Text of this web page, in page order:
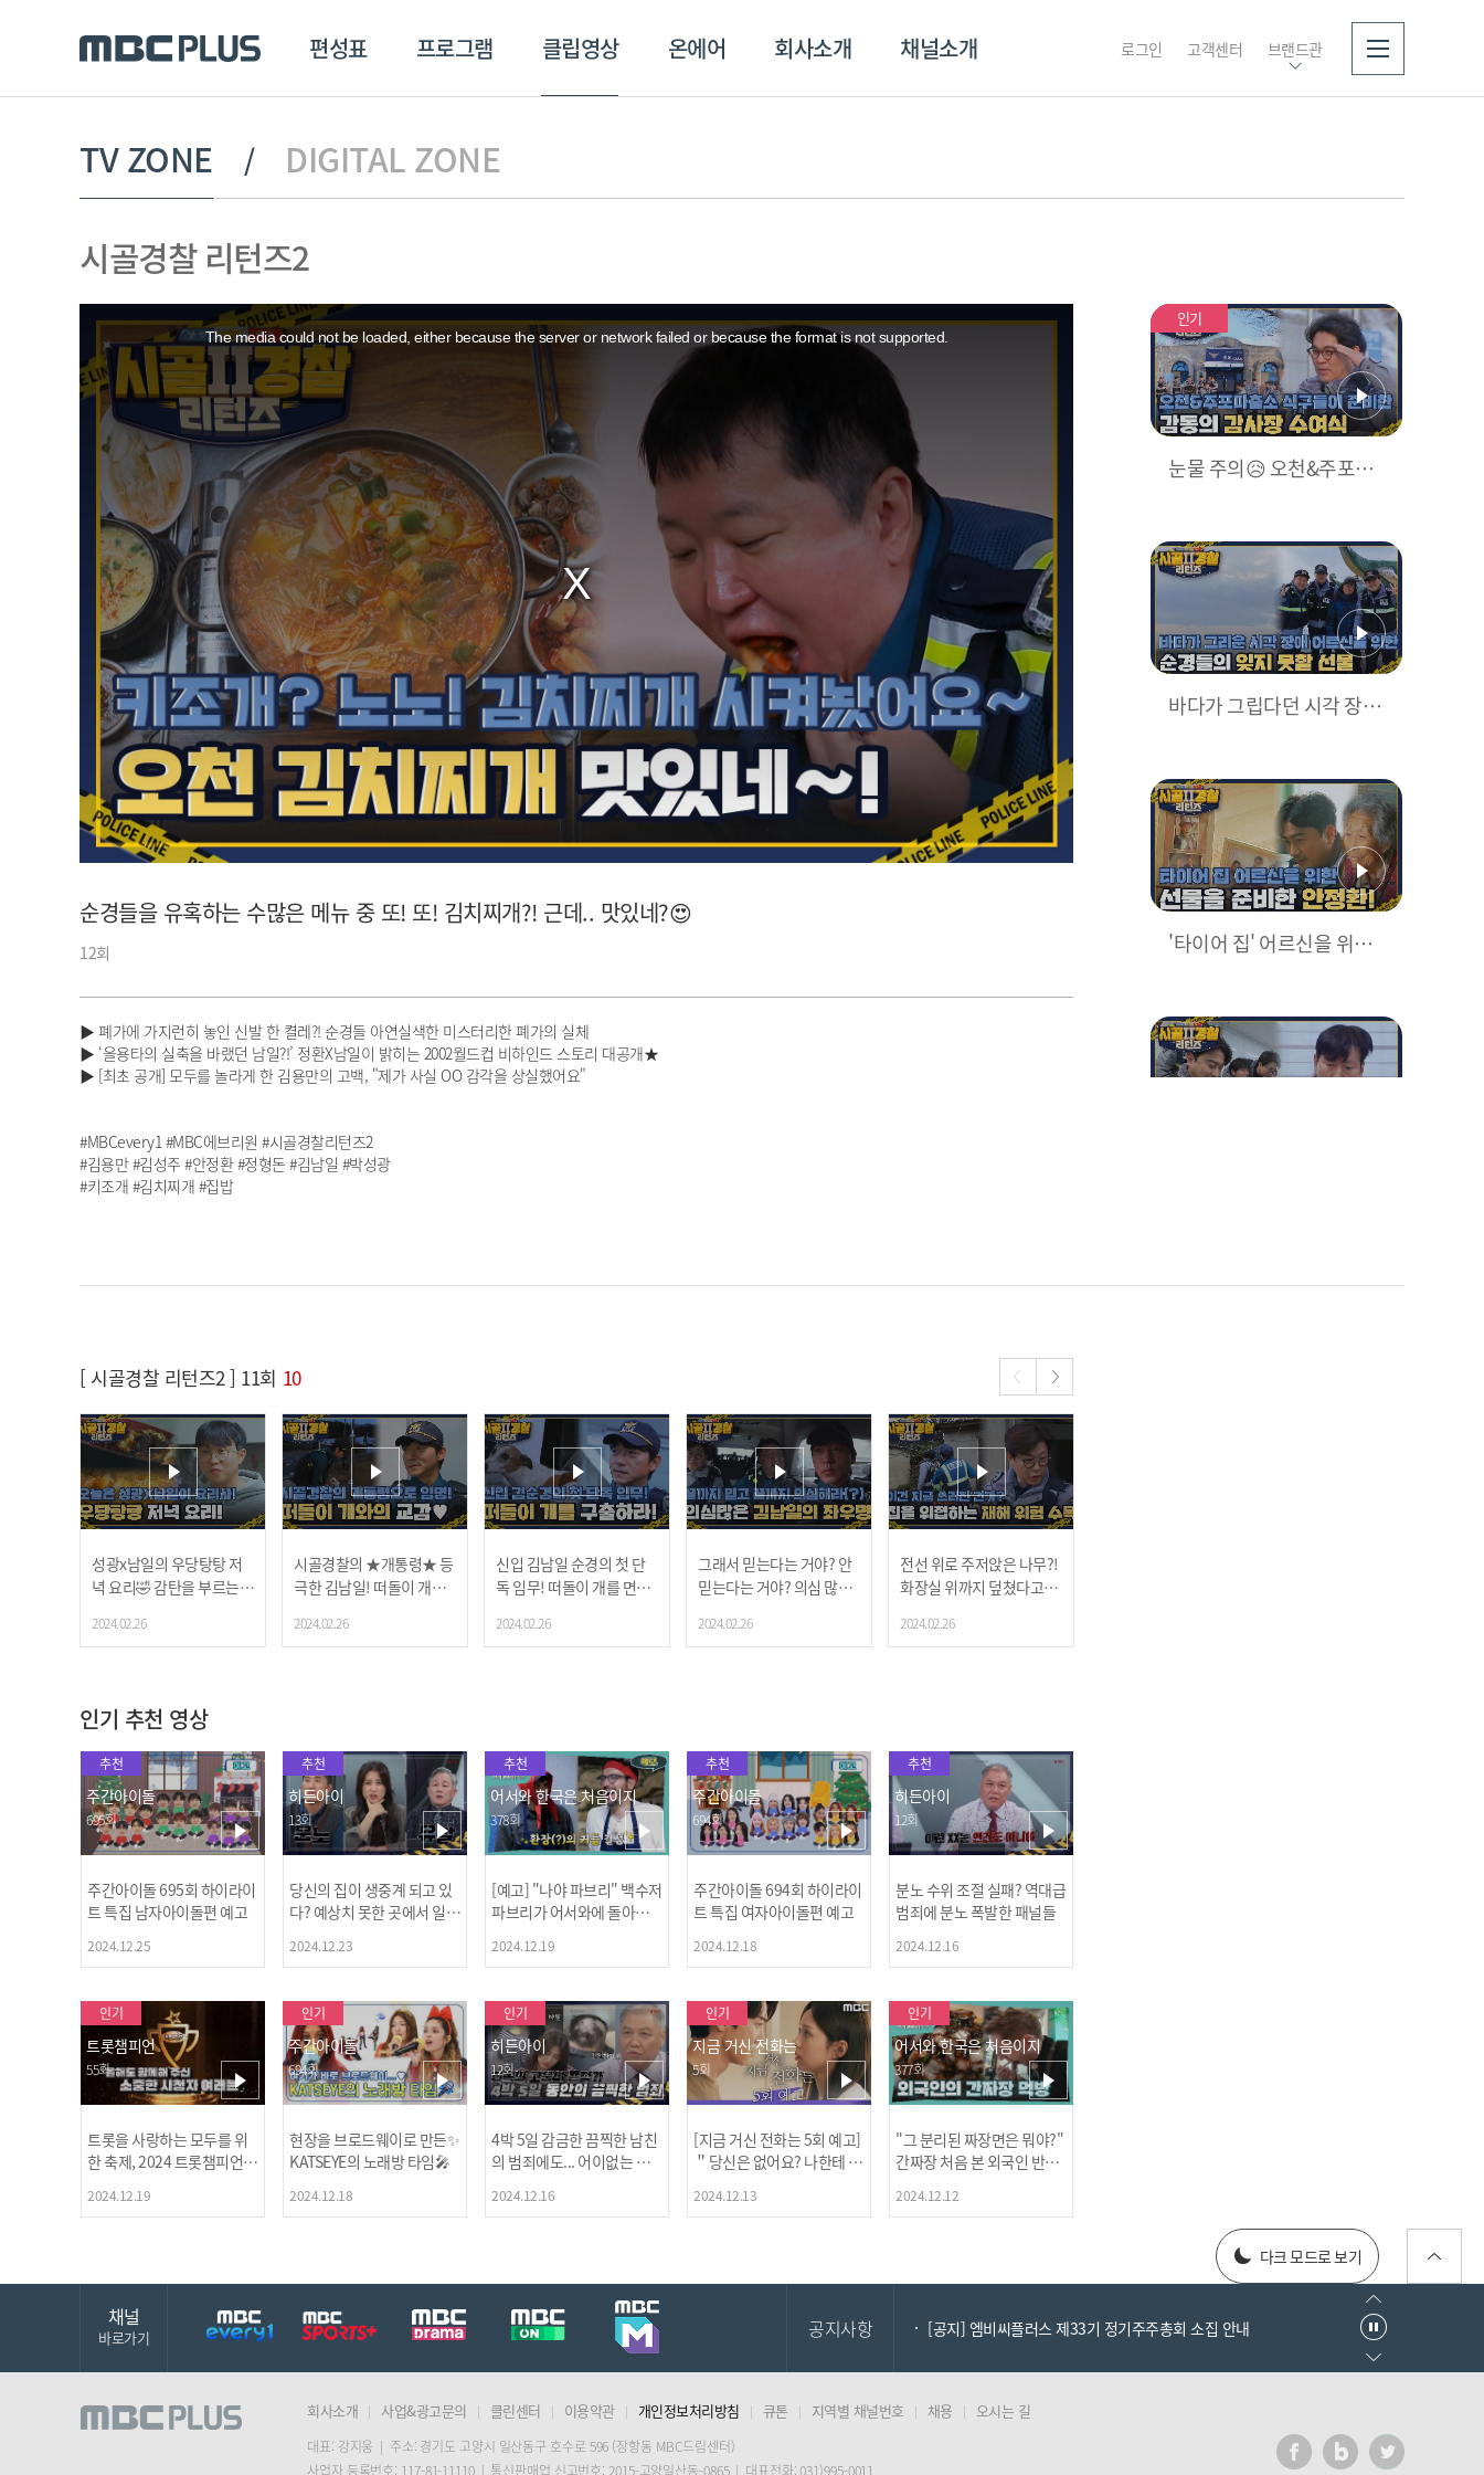
편성표 프로그램 클립영상 온에어 회사소개 채널소개 로그인 고객센터 브랜드관
편성표
MBC 스포츠+
MBC 온
MBC 엠
MBC 디지털
프로그램
전체
종영프로그램
클립영상
에브리원 ALL THE K-POP 스포츠플러스
트롯869
아이돌챔프
셀럽챔프
TV ZONE
DIGITAL ZONE
시골경찰 리턴즈2
modal
window.
The media could not be loaded, either because the server or network failed or because the format is not supported.
순경들을 유혹하는 수많은 메뉴 중 또! 또! 김치찌개?! 근데.. 맛있네?😍
12회
▶ 폐가에 가지런히 놓인 신발 한 켤레?! 순경들 아연실색한 미스터리한 폐가의 실체
▶ ‘을용타의 실축을 바랬던 남일?!’ 정환X남일이 밝히는 2002월드컵 비하인드 스토리 대공개★
▶ [최초 공개] 모두를 놀라게 한 김용만의 고백, "제가 사실 OO 감각을 상실했어요"
#MBCevery1 #MBC에브리원 #시골경찰리턴즈2
#김용만 #김성주 #안정환 #정형돈 #김남일 #박성광
#키조개 #김치찌개 #집밥
인기
눈물 주의😥 오천&주포파
바다가 그립다던 시각 장애
'타이어 집' 어르신을 위한
시각 장애인 어르신이 제일
[ 시골경찰 리턴즈2 ] 11회 10
성광x남일의 우당탕탕 저
녁 요리🤣 감탄을 부르는
2024.02.26
시골경찰의 ★개통령★ 등
극한 김남일! 떠돌이 개와
2024.02.26
신입 김남일 순경의 첫 단
독 임무! 떠돌이 개를 면사
2024.02.26
그래서 믿는다는 거야? 안
믿는다는 거야? 의심 많은
(?) 좌우명
2024.02.26
전선 위로 주저앉은 나무?!
화장실 위까지 덮쳤다고?!
경들!😱
2024.02.26
인기 추천 영상
주간아이돌
695회
추천
주간아이돌 695회 하이라이
트 특집 남자아이돌편 예고
2024.12.25
히든아이
13회
추천
당신의 집이 생중계 되고 있
다? 예상치 못한 곳에서 일어
2024.12.23
어서와 한국은 처음이지
378회
추천
[예고] "나야 파브리" 백수저
파브리가 어서와에 돌아왔
케미 식재료투어!
2024.12.19
주간아이돌
694회
추천
주간아이돌 694회 하이라이
트 특집 여자아이돌편 예고
2024.12.18
히든아이
12회
추천
분노 수위 조절 실패? 역대급
범죄에 분노 폭발한 패널들
2024.12.16
트롯챔피언
55회
인기
트롯을 사랑하는 모두를 위
한 축제, 2024 트롯챔피언
l 12월 19일 (목) 저녁 8시 M
2024.12.19
주간아이돌
694회
인기
현장을 브로드웨이로 만든✨
KATSEYE의 노래방 타임🎤
2024.12.18
히든아이
12회
인기
4박 5일 감금한 끔찍한 남친
의 범죄에도... 어이없는 처
연자들🔥🔥🔥
2024.12.16
지금 거신 전화는
5회
인기
[지금 거신 전화는 5회 예고]
＂당신은 없어요? 나한테 감
2024.12.13
어서와 한국은 처음이지
377회
인기
"그 분리된 짜장면은 뭐야?"
간짜장 처음 본 외국인 반응
2024.12.12
다크 모드로 보기
채널
바로가기 공지사항
[MBC플러스] 외부감사인 선임 공고
[공지] 엠비씨플러스 제33기 정기주주총회 소집 안내
[MBC플러스] 외부감사인 선임 공고
회사소개 사업&광고문의 클린센터 이용약관 개인정보처리방침 큐톤 지역별 채널번호 채용 오시는 길
대표: 강지웅 | 주소: 경기도 고양시 일산동구 호수로 596 (장항동 MBC드림센터)
사업자 등록번호: 117-81-11110 | 통신판매업 신고번호: 2015-고양일산동-0865 | 대표전화: 031)995-0011